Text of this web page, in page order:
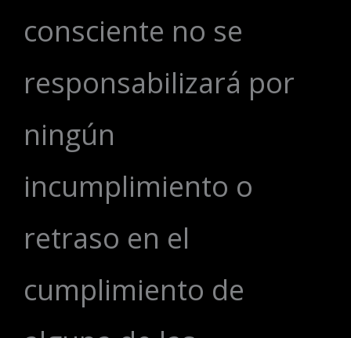
consciente no se
responsabilizará por
ningún
incumplimiento o
retraso en el
cumplimiento de